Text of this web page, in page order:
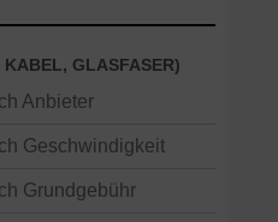
GLASFASER)
Anbieter
Geschwindigkeit
Grundgebühr